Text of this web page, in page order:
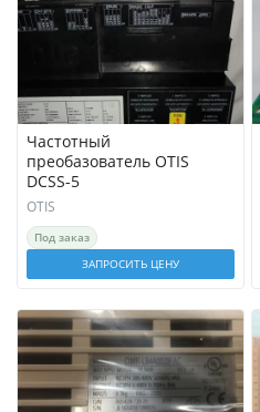
Частотный
преобазователь OTIS
DСSS-5
OTIS
Под заказ
ЗАПРОСИТЬ ЦЕНУ